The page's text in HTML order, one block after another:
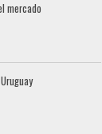
mercado